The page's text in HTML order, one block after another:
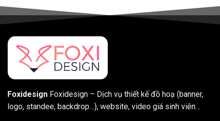
Foxidesign Foxidesign – Dịch vụ thiết kế đồ hoạ (banner,
logo, standee, backdrop…), website, video giá sinh viên…